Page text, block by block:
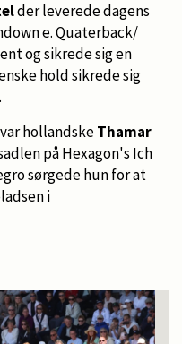
der leverede dagens
e. Quaterback/
og sikrede sig en
hold sikrede sig
hollandskeThamar
på Hexagon's Ich
sørgede hun for at
i